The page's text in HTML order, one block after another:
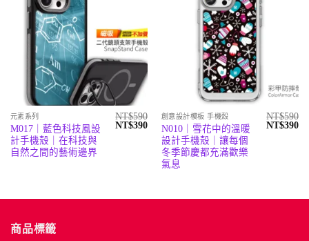
元素系列
M017｜藍色科技風設
計手機殼｜在科技與
自然之間的藝術邊界
NT$590
原
NT$390目
格：
NT$390。
創意設計模板 手機殼
N010｜雪花中的溫暖
設計手機殼｜讓每個
冬季節慶都充滿歡樂
氣息
NT$590
原
NT$390目
商品標籤